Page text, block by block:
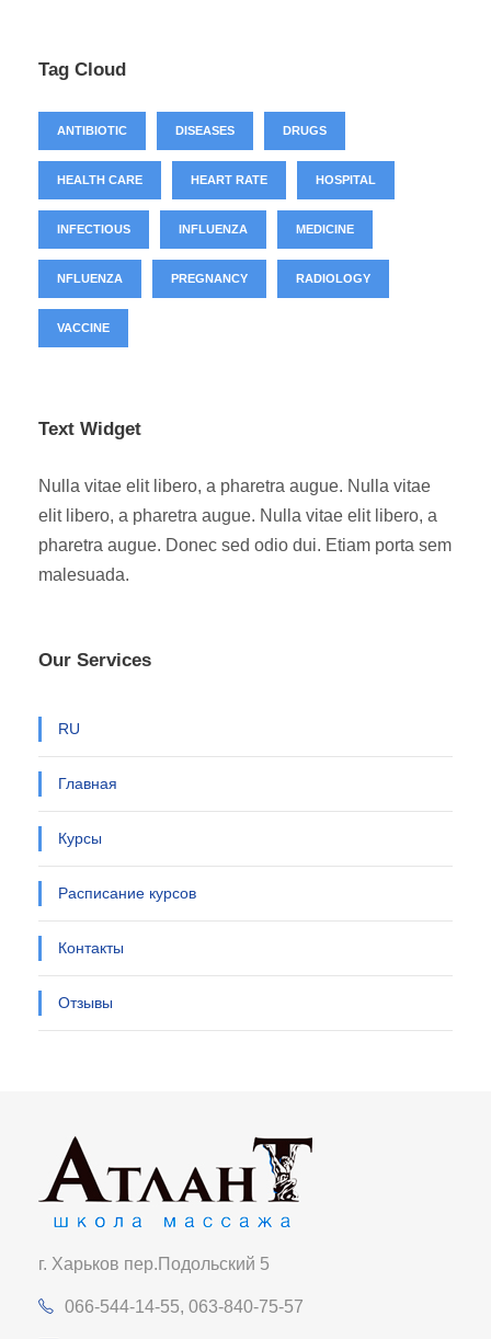
Tag Cloud
ANTIBIOTIC DISEASES DRUGS
HEALTH CARE HEART RATE HOSPITAL
INFECTIOUS INFLUENZA MEDICINE
NFLUENZA PREGNANCY RADIOLOGY
VACCINE
Text Widget
Nulla vitae elit libero, a pharetra augue. Nulla vitae
elit libero, a pharetra augue. Nulla vitae elit libero, a
pharetra augue. Donec sed odio dui. Etiam porta sem
malesuada.
Our Services
RU
Главная
Курсы
Расписание курсов
Контакты
Отзывы
г. Харьков пер.Подольский 5
066-544-14-55, 063-840-75-57